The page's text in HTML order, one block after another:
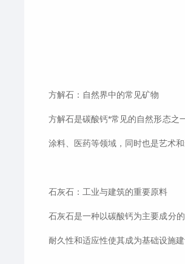
方解石：自然界中的常见矿物
方解石是碳酸钙*常见的自然形态之
涂料、医药等领域，同时也是艺术和
石灰石：工业与建筑的重要原料
石灰石是一种以碳酸钙为主要成分
耐久性和适应性使其成为基础设施